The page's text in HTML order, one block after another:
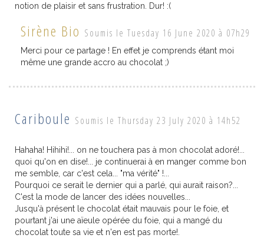
notion de plaisir et sans frustration. Dur! :(
Sirène Bio Soumis le Tuesday 16 June 2020 à 07h29
Merci pour ce partage ! En effet je comprends étant moi
même une grande accro au chocolat ;)
Cariboule Soumis le Thursday 23 July 2020 à 14h52
Hahaha! Hihihi!... on ne touchera pas à mon chocolat adoré!...
quoi qu'on en dise!... je continuerai à en manger comme bon
me semble, car c'est cela... "ma vérité" !...
Pourquoi ce serait le dernier qui a parlé, qui aurait raison?...
C'est la mode de lancer des idées nouvelles...
Jusqu'à présent le chocolat était mauvais pour le foie, et
pourtant j'ai une aïeule opérée du foie, qui a mangé du
chocolat toute sa vie et n'en est pas morte!.